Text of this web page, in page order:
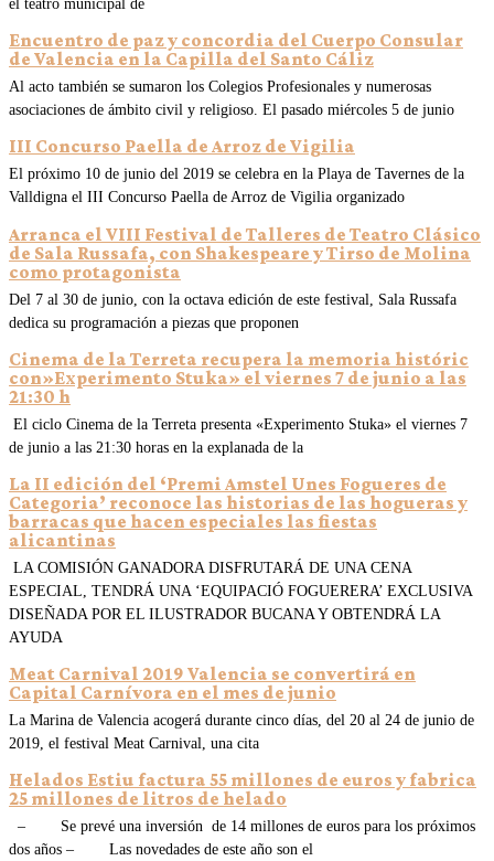
el teatro municipal de
Encuentro de paz y concordia del Cuerpo Consular
de Valencia en la Capilla del Santo Cáliz
Al acto también se sumaron los Colegios Profesionales y numerosas
asociaciones de ámbito civil y religioso. El pasado miércoles 5 de junio
III Concurso Paella de Arroz de Vigilia
El próximo 10 de junio del 2019 se celebra en la Playa de Tavernes de la
Valldigna el III Concurso Paella de Arroz de Vigilia organizado
Arranca el VIII Festival de Talleres de Teatro Clásico
de Sala Russafa, con Shakespeare y Tirso de Molina
como protagonista
Del 7 al 30 de junio, con la octava edición de este festival, Sala Russafa
dedica su programación a piezas que proponen
Cinema de la Terreta recupera la memoria históric
con»Experimento Stuka» el viernes 7 de junio a las
21:30 h
El ciclo Cinema de la Terreta presenta «Experimento Stuka» el viernes 7
de junio a las 21:30 horas en la explanada de la
La II edición del ‘Premi Amstel Unes Fogueres de
Categoria’ reconoce las historias de las hogueras y
barracas que hacen especiales las fiestas
alicantinas
LA COMISIÓN GANADORA DISFRUTARÁ DE UNA CENA
ESPECIAL, TENDRÁ UNA ‘EQUIPACIÓ FOGUERERA’ EXCLUSIVA
DISEÑADA POR EL ILUSTRADOR BUCANA Y OBTENDRÁ LA
AYUDA
Meat Carnival 2019 Valencia se convertirá en
Capital Carnívora en el mes de junio
La Marina de Valencia acogerá durante cinco días, del 20 al 24 de junio de
2019, el festival Meat Carnival, una cita
Helados Estiu factura 55 millones de euros y fabrica
25 millones de litros de helado
– Se prevé una inversión de 14 millones de euros para los próximos
dos años – Las novedades de este año son el